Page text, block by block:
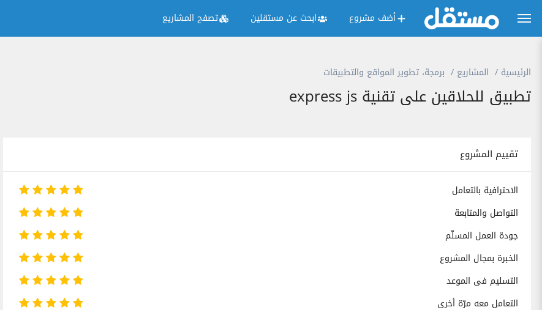
أضف مشروع ابحث عن مستقلين تصفح المشاريع
الرئيسية المشاريع برمجة، تطوير المواقع والتطبيقات
تطبيق للحلاقين على تقنية express js
تقييم المشروع
الاحترافية بالتعامل
التواصل والمتابعة
جودة العمل المسلّم
الخبرة بمجال المشروع
التسليم فى الموعد
التعامل معه مرّة أخرى